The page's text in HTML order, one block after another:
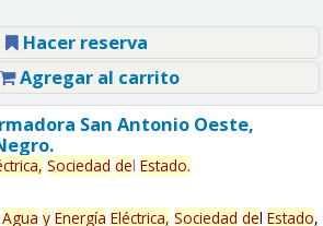
Hacer reserva
Agregar al carrito
San Antonio Oeste,
Sociedad del Estado.
Agua y Energía Eléctrica, Sociedad del Estado,